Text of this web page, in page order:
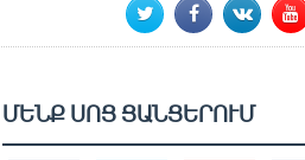
ՄԵՆՔ ՍՈՑ ՑԱՆՑԵՐՈՒՄ